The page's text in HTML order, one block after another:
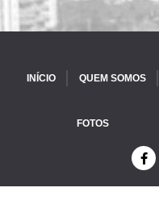
INÍCIO QUEM SOMOS
FOTOS